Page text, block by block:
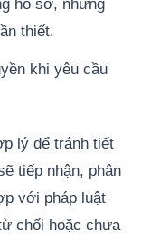
hồ sơ, nhưng
thiết.
khi yêu cầu
lý để tránh tiết
tiếp nhận, phân
với pháp luật
chối hoặc chưa